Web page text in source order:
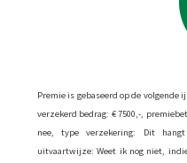
Premie is gebaseerd op de volgende
verzekerd bedrag: € 7500,-,
nee, type verzekering: Dit
uitvaartwijze: Weet ik nog niet,